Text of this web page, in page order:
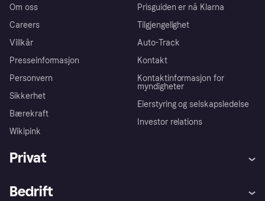
Om oss
Careers
Villkår
Presseinformasjon
Personvern
Sikkerhet
Bærekraft
Wikipink
Prisguiden er nå Klarna
Tilgjengelighet
Auto-Track
Kontakt
Kontaktinformasjon for
myndigheter
Eierstyring og selskapsledelse
Investor relations
Privat
Bedrift